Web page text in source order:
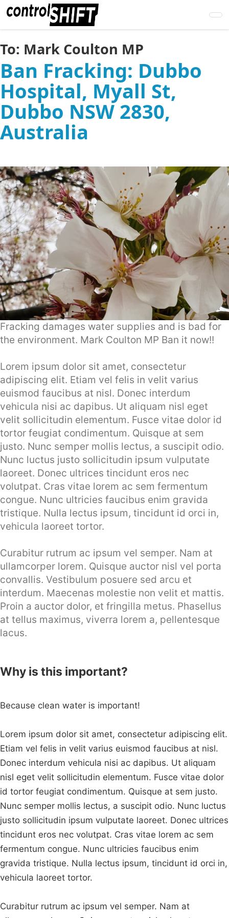
Skip
to
main
content
To: Mark Coulton MP
Ban Fracking: Dubbo
Hospital, Myall St,
Dubbo NSW 2830,
Australia
Fracking damages water supplies and is bad for
the environment. Mark Coulton MP Ban it now!!
Lorem ipsum dolor sit amet, consectetur
adipiscing elit. Etiam vel felis in velit varius
euismod faucibus at nisl. Donec interdum
vehicula nisi ac dapibus. Ut aliquam nisl eget
velit sollicitudin elementum. Fusce vitae dolor id
tortor feugiat condimentum. Quisque at sem
justo. Nunc semper mollis lectus, a suscipit odio.
Nunc luctus justo sollicitudin ipsum vulputate
laoreet. Donec ultrices tincidunt eros nec
volutpat. Cras vitae lorem ac sem fermentum
congue. Nunc ultricies faucibus enim gravida
tristique. Nulla lectus ipsum, tincidunt id orci in,
vehicula laoreet tortor.
Curabitur rutrum ac ipsum vel semper. Nam at
ullamcorper lorem. Quisque auctor nisl vel porta
convallis. Vestibulum posuere sed arcu et
interdum. Maecenas molestie non velit et mattis.
Proin a auctor dolor, et fringilla metus. Phasellus
at tellus maximus, viverra lorem a, pellentesque
lacus.
Why is this important?
Because clean water is important!
Lorem ipsum dolor sit amet, consectetur adipiscing elit.
Etiam vel felis in velit varius euismod faucibus at nisl.
Donec interdum vehicula nisi ac dapibus. Ut aliquam
nisl eget velit sollicitudin elementum. Fusce vitae dolor
id tortor feugiat condimentum. Quisque at sem justo.
Nunc semper mollis lectus, a suscipit odio. Nunc luctus
justo sollicitudin ipsum vulputate laoreet. Donec ultrices
tincidunt eros nec volutpat. Cras vitae lorem ac sem
fermentum congue. Nunc ultricies faucibus enim
gravida tristique. Nulla lectus ipsum, tincidunt id orci in,
vehicula laoreet tortor.
Curabitur rutrum ac ipsum vel semper. Nam at